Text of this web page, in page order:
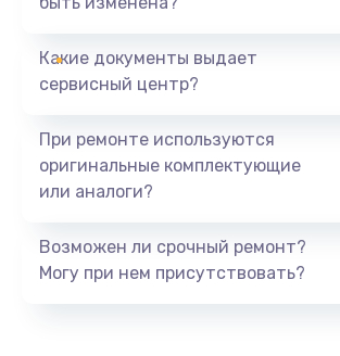
Ремонт южного моста
Замена батарейки BIOS
Заказать
Какие документы выдает
сервисный центр?
При ремонте используются
оригинальные комплектующие
или аналоги?
Возможен ли срочный ремонт?
Могу при нем присутствовать?